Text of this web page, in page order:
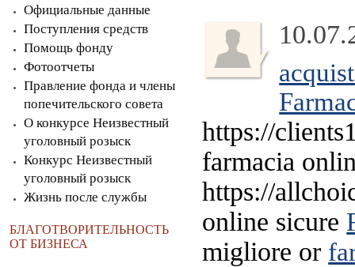
Официальные данные
Поступления средств
Помощь фонду
Фотоотчеты
Правление фонда и члены
попечительского совета
О конкурсе Неизвестный
уголовный розыск
Конкурс Неизвестный
уголовный розыск
Жизнь после службы
БЛАГОТВОРИТЕЛЬНОСТЬ
ОТ БИЗНЕСА
https://
farmacia
https://
online sicure
migliore or